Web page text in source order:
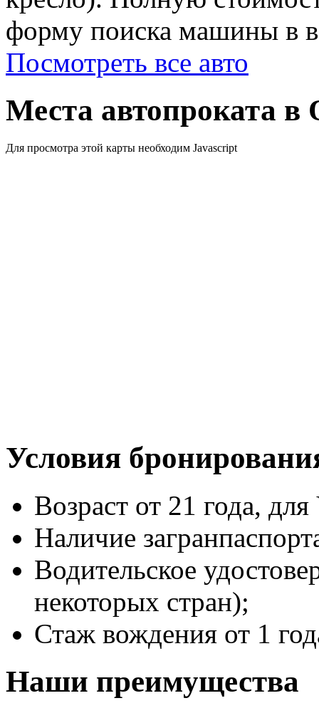
форму поиска машины в
Посмотреть все авто
Места автопроката
Для просмотра этой карты необходим Javascript
Условия
Возраст от 21 года,
Наличие
Водительское
некоторых стран);
Стаж вождения от 1
Наши преимущества